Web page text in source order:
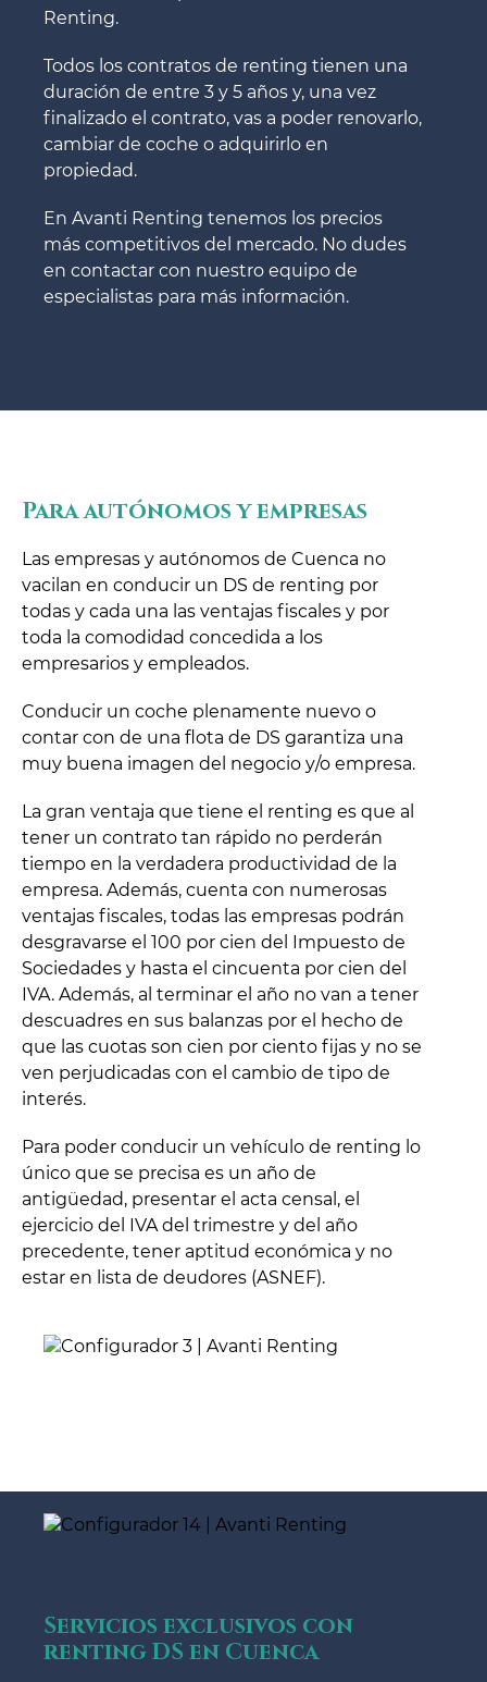
Renting.
Todos los contratos de renting tienen una
duración de entre 3 y 5 años y, una vez
finalizado el contrato, vas a poder renovarlo,
cambiar de coche o adquirirlo en
propiedad.
En Avanti Renting tenemos los precios
más competitivos del mercado. No dudes
en contactar con nuestro equipo de
especialistas para más información.
Para autónomos y empresas
Las empresas y autónomos de Cuenca no
vacilan en conducir un DS de renting por
todas y cada una las ventajas fiscales y por
toda la comodidad concedida a los
empresarios y empleados.
Conducir un coche plenamente nuevo o
contar con de una flota de DS garantiza una
muy buena imagen del negocio y/o empresa.
La gran ventaja que tiene el renting es que al
tener un contrato tan rápido no perderán
tiempo en la verdadera productividad de la
empresa. Además, cuenta con numerosas
ventajas fiscales, todas las empresas podrán
desgravarse el 100 por cien del Impuesto de
Sociedades y hasta el cincuenta por cien del
IVA. Además, al terminar el año no van a tener
descuadres en sus balanzas por el hecho de
que las cuotas son cien por ciento fijas y no se
ven perjudicadas con el cambio de tipo de
interés.
Para poder conducir un vehículo de renting lo
único que se precisa es un año de
antigüedad, presentar el acta censal, el
ejercicio del IVA del trimestre y del año
precedente, tener aptitud económica y no
estar en lista de deudores (ASNEF).
Servicios exclusivos con
renting DS en Cuenca